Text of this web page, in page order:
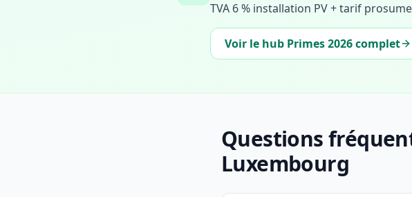
TVA 6 % installation PV + tarif
Voir le hub Primes 2026 complet
Questions
Luxembourg